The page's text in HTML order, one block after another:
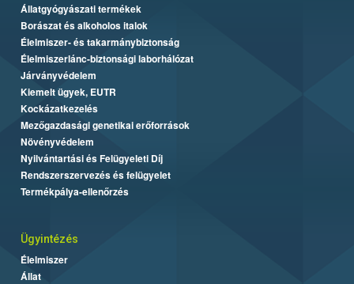
Állatgyógyászati termékek
Borászat és alkoholos italok
Élelmiszer- és takarmánybiztonság
Élelmiszerlánc-biztonsági laborhálózat
Járványvédelem
Kiemelt ügyek, EUTR
Kockázatkezelés
Mezőgazdasági genetikai erőforrások
Növényvédelem
Nyilvántartási és Felügyeleti Díj
Rendszerszervezés és felügyelet
Termékpálya-ellenőrzés
Ügyintézés
Élelmiszer
Állat